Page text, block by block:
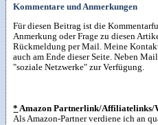
Kommentare und Anmerkungen
Für diesen Beitrag ist die
Anmerkung oder Frage zu diesen
Rückmeldung per Mail. Meine
auch am Ende dieser Seite. Neben
"soziale Netzwerke" zur Verfügung.
* Amazon Partnerlink/Affiliatelinks/
Als Amazon-Partner verdiene ich an